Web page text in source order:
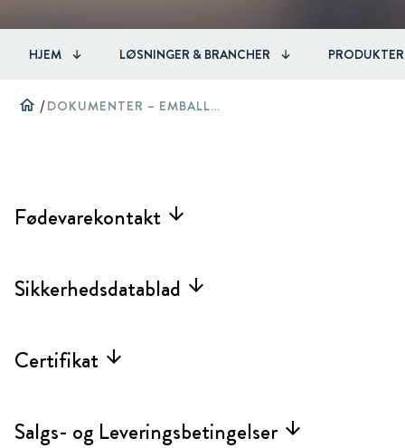
HJEM LØSNINGER & BRANCHER PRODUKTER
home / DOKUMENTER – EMBALLAGE
Fødevarekontakt arrow_forward
Sikkerhedsdatablad arrow_forward
Certifikat arrow_forward
Salgs- og Leveringsbetingelser arrow_forward